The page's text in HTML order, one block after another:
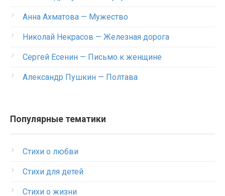
Анна Ахматова — Мужество
Николай Некрасов — Железная дорога
Сергей Есенин — Письмо к женщине
Александр Пушкин — Полтава
Популярные тематики
Стихи о любви
Стихи для детей
Стихи о жизни